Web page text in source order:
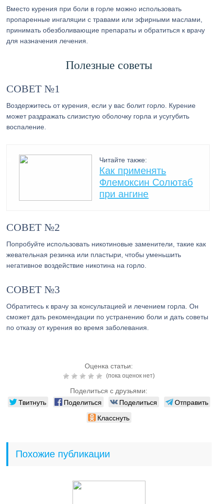
Вместо курения при боли в горле можно использовать
пропаренные ингаляции с травами или эфирными маслами,
принимать обезболивающие препараты и обратиться к врачу
для назначения лечения.
Полезные советы
СОВЕТ №1
Воздержитесь от курения, если у вас болит горло. Курение
может раздражать слизистую оболочку горла и усугубить
воспаление.
Читайте также:
Как применять
Флемоксин Солютаб
при ангине
СОВЕТ №2
Попробуйте использовать никотиновые заменители, такие как
жевательная резинка или пластыри, чтобы уменьшить
негативное воздействие никотина на горло.
СОВЕТ №3
Обратитесь к врачу за консультацией и лечением горла. Он
сможет дать рекомендации по устранению боли и дать советы
по отказу от курения во время заболевания.
Оценка статьи:
(пока оценок нет)
Поделиться с друзьями:
Твитнуть Поделиться Поделиться
Отправить
Класснуть
Похожие публикации